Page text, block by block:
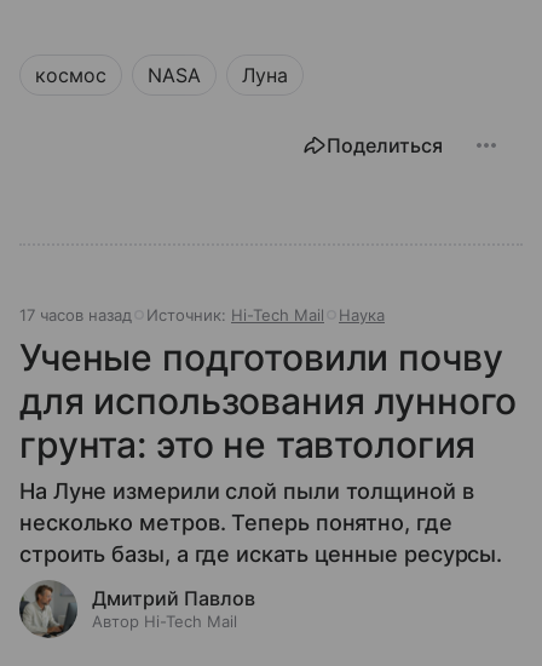
космос NASA Луна
Поделиться
17 часов назад Источник: Hi-Tech Mail Наука
Ученые подготовили почву
для использования лунного
грунта: это не тавтология
На Луне измерили слой пыли толщиной в
несколько метров. Теперь понятно, где
строить базы, а где искать ценные ресурсы.
Дмитрий Павлов
Автор Hi-Tech Mail